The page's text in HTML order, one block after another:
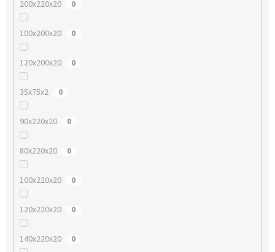
200x220x20 0
100x200x20 0
120x200x20 0
35x75x2 0
90x220x20 0
80x220x20 0
100x220x20 0
120x220x20 0
140x220x20 0